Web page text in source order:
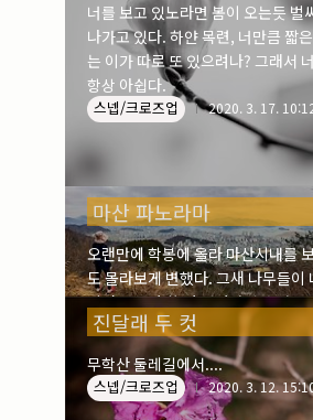
너를 보고 있노라면 봄이 오는듯 벌
나가고 있다. 하얀 목련, 너만큼 짧
는 이가 따로 또 있으려나? 그래서
항상 아쉽다.
스넵/크로즈업 2020. 3. 17.
마산 파노라마
오랜만에 학봉에 올라 마산시내를
도 몰라보게 변했다. 그새 나무들이
시선을 가려 한 칸 내려와서야 겨우
아낼 수 있었다.
스넵/풍경 2020. 3. 14. 14:19
진달래 두 컷
무학산 둘레길에서....
스넵/크로즈업 2020. 3. 12.